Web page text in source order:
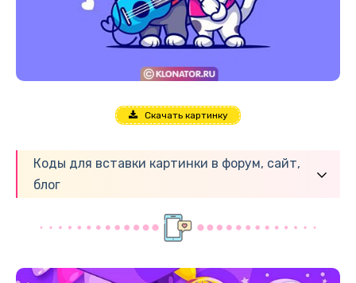
Скачать картинку
Коды для вставки картинки в форум, сайт,
блог